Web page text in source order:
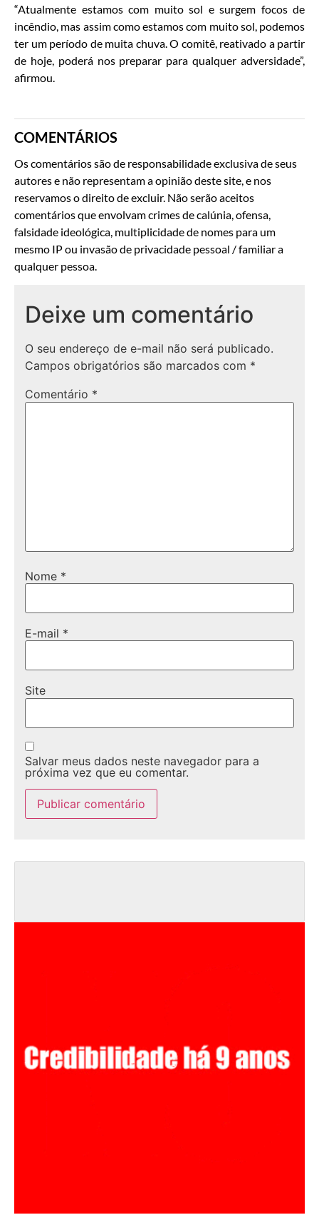
“Atualmente estamos com muito sol e surgem focos de
incêndio, mas assim como estamos com muito sol, podemos
ter um período de muita chuva. O comitê, reativado a partir
de hoje, poderá nos preparar para qualquer adversidade”,
afirmou.
COMENTÁRIOS
Os comentários são de responsabilidade exclusiva de seus
autores e não representam a opinião deste site, e nos
reservamos o direito de excluir. Não serão aceitos
comentários que envolvam crimes de calúnia, ofensa,
falsidade ideológica, multiplicidade de nomes para um
mesmo IP ou invasão de privacidade pessoal / familiar a
qualquer pessoa.
Deixe um comentário
O seu endereço de e-mail não será publicado.
Campos obrigatórios são marcados com *
Comentário *
Nome *
E-mail *
Site
Salvar meus dados neste navegador para a
próxima vez que eu comentar.